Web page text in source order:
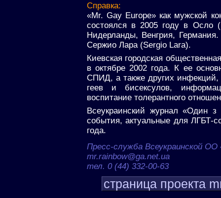
Справка:
«Mr. Gay Europe» как мужской
состоялся в 2005 году в Осло
Нидерланды, Венгрия,
Сержио Лара (Sergio Lara).
Киевская городская
в октябре 2002 года. К ее
СПИД, а также других
геев и бисексулов,
воспитание толерантного
Всеукраинский журнал «Один
события, актуальные для ЛГБТ-
года.
Пресс-служба Всеукраинской ОО
mr.rainbow@ga.net.ua
тел. 0 (44) 332-00-63
страница проекта